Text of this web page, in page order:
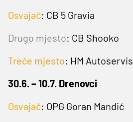
Osvajač: CB 5 Gravia
Drugo mjesto: CB Shooko
Treće mjesto: HM Autoservis
30.6. – 10.7. Drenovci
Osvajač: OPG Goran Mandić